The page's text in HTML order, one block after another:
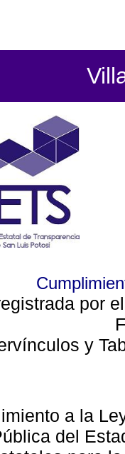
por
y
a la
del